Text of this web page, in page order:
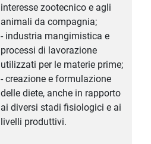
interesse zootecnico e agli
animali da compagnia;
- industria mangimistica e
processi di lavorazione
utilizzati per le materie prime;
- creazione e formulazione
delle diete, anche in rapporto
ai diversi stadi fisiologici e ai
livelli produttivi.